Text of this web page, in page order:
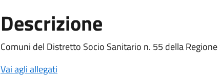
Descrizione
Comuni del Distretto Socio Sanitario n. 55 della Regione
Vai agli allegati